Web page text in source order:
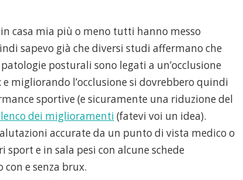
casa mia più o meno tutti hanno messo
sapevo già che diversi studi affermano che
posturali sono legati a un’occlusione
migliorando l’occlusione si dovrebbero quindi
sportive (e sicuramente una riduzione del
dei miglioramenti (fatevi voi un idea).
accurate da un punto di vista medico o
sport e in sala pesi con alcune schede
e senza brux.